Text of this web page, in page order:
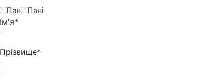
Пан
Пані
Iм'я*
Прізвище*